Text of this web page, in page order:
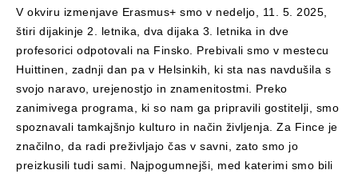
V okviru izmenjave Erasmus+ smo v nedeljo, 11. 5. 2025,
štiri dijakinje 2. letnika, dva dijaka 3. letnika in dve
profesorici odpotovali na Finsko. Prebivali smo v mestecu
Huittinen, zadnji dan pa v Helsinkih, ki sta nas navdušila s
svojo naravo, urejenostjo in znamenitostmi. Preko
zanimivega programa, ki so nam ga pripravili gostitelji, smo
spoznavali tamkajšnjo kulturo in način življenja. Za Fince je
značilno, da radi preživljajo čas v savni, zato smo jo
preizkusili tudi sami. Najpogumnejši, med katerimi smo bili